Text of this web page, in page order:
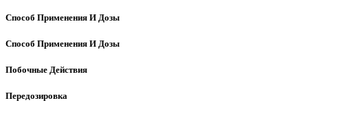
Способ Применения И Дозы
Способ Применения И Дозы
Побочные Действия
Передозировка